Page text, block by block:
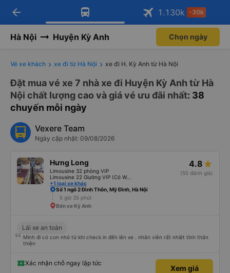
Tải app Vexere ngay!
Nhận ưu đãi thành viên độc
Mở app
Tải app Vexere
-30k/ghế khi đặt vé máy bay qua
Mở app
arrow_back 1.130k -30k
Hà Nội Huyện Kỳ Anh Chọn ngày
Vé xe khách xe đi từ Hà Nội xe đi H. Kỳ Anh từ Hà Nội
Đặt mua vé xe 7 nhà xe đi Huyện Kỳ Anh từ Hà
Nội chất lượng cao và giá vé ưu đãi nhất: 38
chuyến mỗi ngày
Vexere Team
Ngày cập nhật: 09/08/2026
Hưng Long
Limousine 32 phòng VIP
+1 loại xe khác
4.8
(55 đánh giá)
Số 1 ngõ 2 Đình Thôn, Mỹ Đình, Hà Nội
5 giờ 35 phút
Bến xe Kỳ Anh
Lái xe an toàn
Mình đi có con nhỏ từ khi check in đến lên xe . nhân viên rất nhiệt tình thân
thiện
Xác nhận chỗ ngay lập tức
Xem giá